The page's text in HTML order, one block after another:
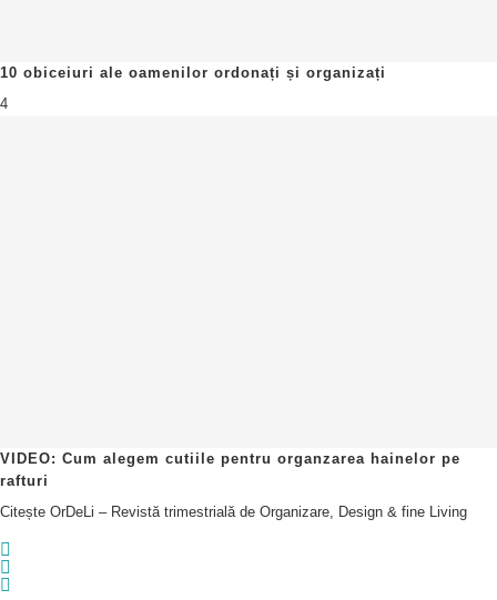
10 obiceiuri ale oamenilor ordonați și organizați
4
VIDEO: Cum alegem cutiile pentru organzarea hainelor pe
rafturi
Citește OrDeLi – Revistă trimestrială de Organizare, Design & fine Living